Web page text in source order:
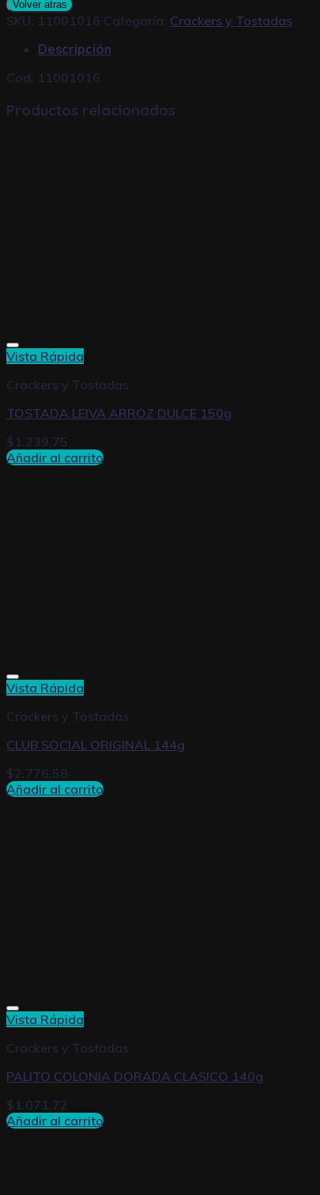
AGRIDULCE
200g
cantidad
Volver atras
SKU: 11001016 Categoría: Crackers y Tostadas
Descripción
Cod: 11001016
Productos relacionados
Vista Rápida
Crackers y Tostadas
TOSTADA LEIVA ARROZ DULCE 150g
$1.239,75
Añadir al carrito
Vista Rápida
Crackers y Tostadas
CLUB SOCIAL ORIGINAL 144g
$2.776,58
Añadir al carrito
Vista Rápida
Crackers y Tostadas
PALITO COLONIA DORADA CLASICO 140g
$1.071,72
Añadir al carrito